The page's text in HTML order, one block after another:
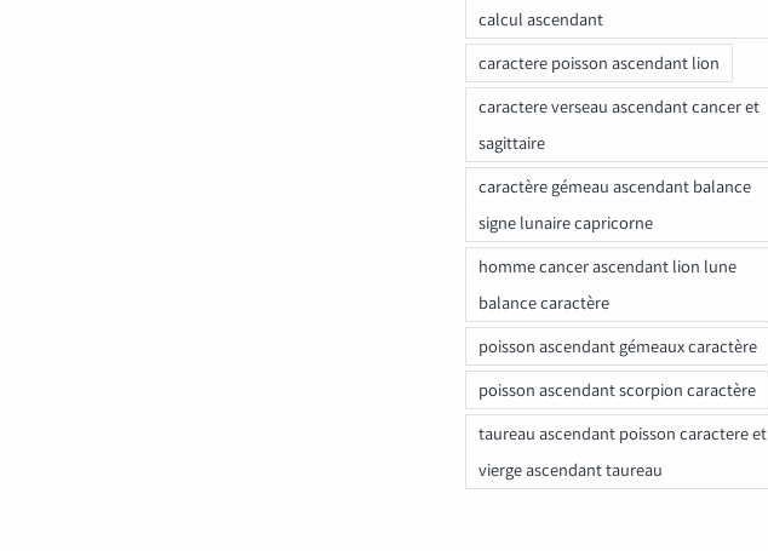
calcul ascendant
caractere poisson ascendant lion
caractere verseau ascendant cancer et
sagittaire
caractère gémeau ascendant balance
signe lunaire capricorne
homme cancer ascendant lion lune
balance caractère
poisson ascendant gémeaux caractère
poisson ascendant scorpion caractère
taureau ascendant poisson caractere et
vierge ascendant taureau